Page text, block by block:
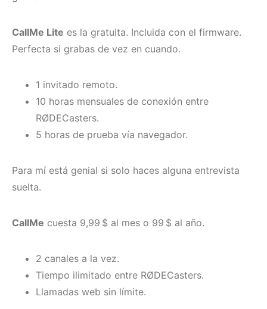
CallMe Lite es la gratuita. Incluida con el firmware.
Perfecta si grabas de vez en cuando.
1 invitado remoto.
10 horas mensuales de conexión entre
RØDECasters.
5 horas de prueba vía navegador.
Para mí está genial si solo haces alguna entrevista
suelta.
CallMe cuesta 9,99 $ al mes o 99 $ al año.
2 canales a la vez.
Tiempo ilimitado entre RØDECasters.
Llamadas web sin límite.